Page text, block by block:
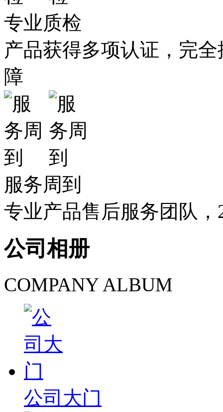
专业质检
产品获得多项认证，完
障
服务周到
专业产品售后服务团队
公司相册
COMPANY ALBUM
公司大门